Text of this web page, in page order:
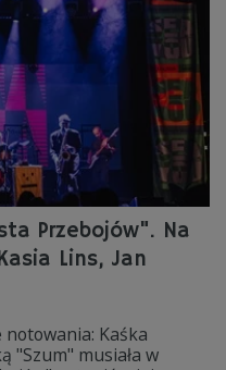
Przebojów". Na
Lins, Jan
notowania: Kaśka
"Szum" musiała w